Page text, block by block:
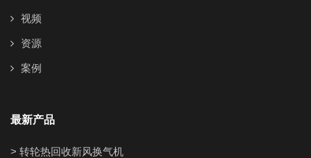
视频
资源
案例
最新产品
> 转轮热回收新风换气机